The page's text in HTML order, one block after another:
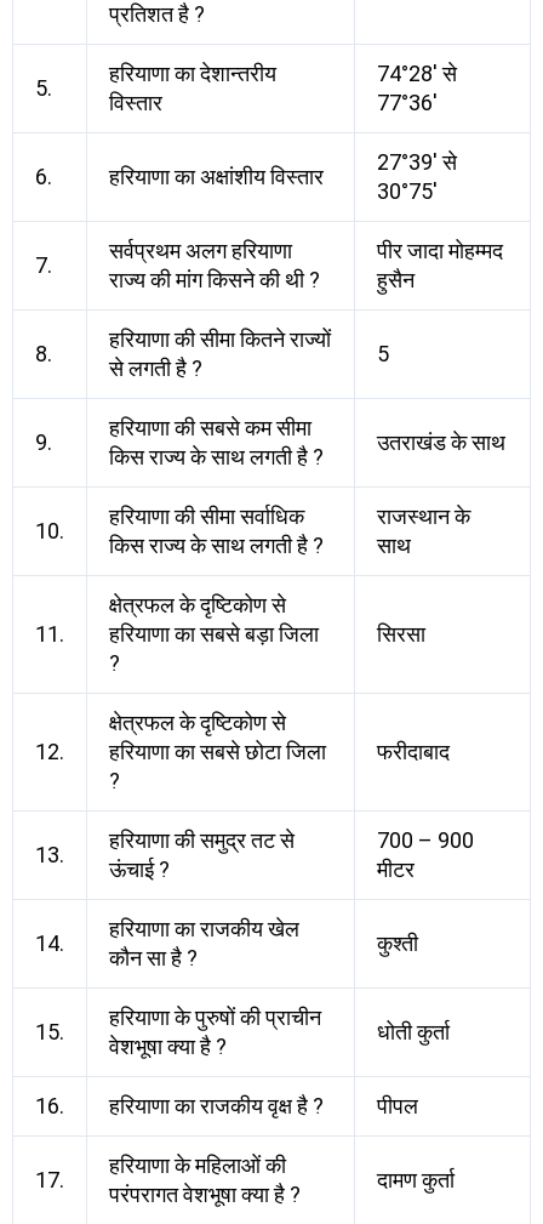
प्रतिशत है ?
5.
हरियाणा का देशान्तरीय
विस्तार
74°28′ से
77°36′
6. हरियाणा का अक्षांशीय विस्तार
27°39′ से
30°75′
7.
सर्वप्रथम अलग हरियाणा
राज्य की मांग किसने की थी ?
पीर जादा मोहम्मद
हुसैन
8.
हरियाणा की सीमा कितने राज्यों
से लगती है ?
5
9.
हरियाणा की सबसे कम सीमा
किस राज्य के साथ लगती है ?
उतराखंड के साथ
10.
हरियाणा की सीमा सर्वाधिक
किस राज्य के साथ लगती है ?
राजस्थान के
साथ
11.
क्षेत्रफल के दृष्टिकोण से
हरियाणा का सबसे बड़ा जिला
?
सिरसा
12.
क्षेत्रफल के दृष्टिकोण से
हरियाणा का सबसे छोटा जिला
?
फरीदाबाद
13.
हरियाणा की समुद्र तट से
ऊंचाई ?
700 – 900
मीटर
14.
हरियाणा का राजकीय खेल
कौन सा है ?
कुश्ती
15.
हरियाणा के पुरुषों की प्राचीन
वेशभूषा क्या है ?
धोती कुर्ता
16. हरियाणा का राजकीय वृक्ष है ? पीपल
17.
हरियाणा के महिलाओं की
परंपरागत वेशभूषा क्या है ?
दामण कुर्ता